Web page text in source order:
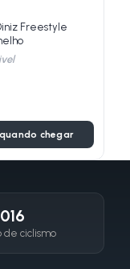
Freestyle
chegar
de ciclismo